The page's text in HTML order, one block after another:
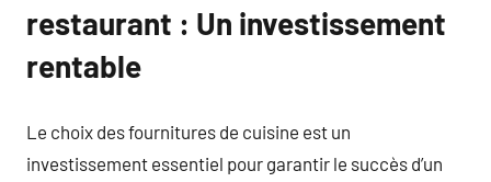
restaurant : Un investissement
rentable
Le choix des fournitures de cuisine est un
investissement essentiel pour garantir le succès d’un